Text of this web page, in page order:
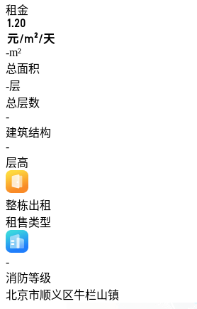
租金
1.20
元/m²/天
-m²
总面积
-层
总层数
-
建筑结构
-
层高
整栋出租
租售类型
-
消防等级
北京市顺义区牛栏山镇